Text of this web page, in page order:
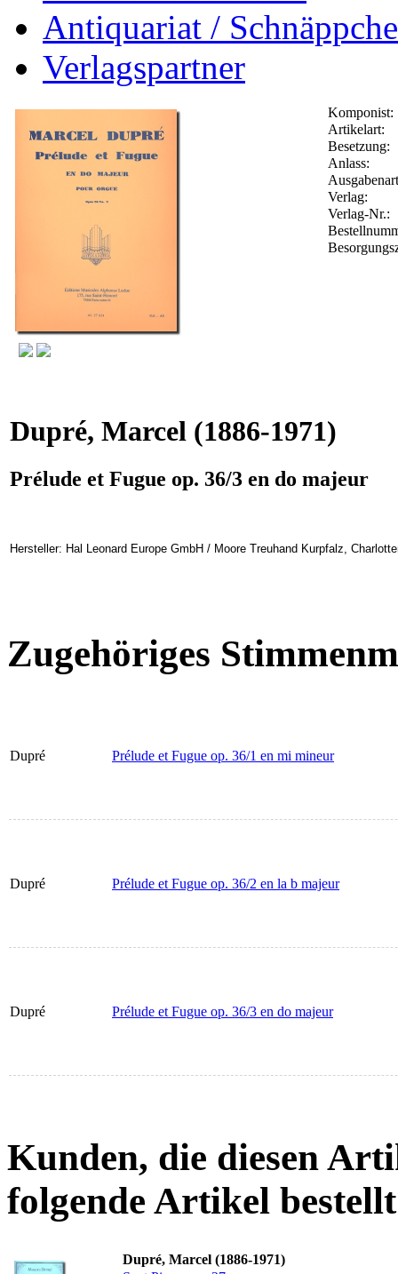
Antiquariat /
Verlagspartner
Komponist:
Artikelart:
Besetzung:
Anlass:
Verlag:
Verlag-Nr.:
Dupré, Marcel (1886-1971)
Prélude et Fugue op. 36/3 en do majeur
Hersteller: Hal Leonard Europe GmbH / Moore Treuhand Kurpfalz,
Zugehöriges
Dupré Prélude et Fugue op. 36/1 en mi mineur
Dupré Prélude et Fugue op. 36/2 en la b majeur
Dupré Prélude et Fugue op. 36/3 en do majeur
Kunden, die diesen
folgende Artikel
Dupré, Marcel (1886-1971)